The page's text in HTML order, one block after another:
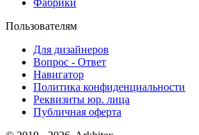
Пользователям
Для дизайнеров
Вопрос - Ответ
Навигатор
Политика конфиденциальности
Реквизиты юр. лица
Публичная оферта